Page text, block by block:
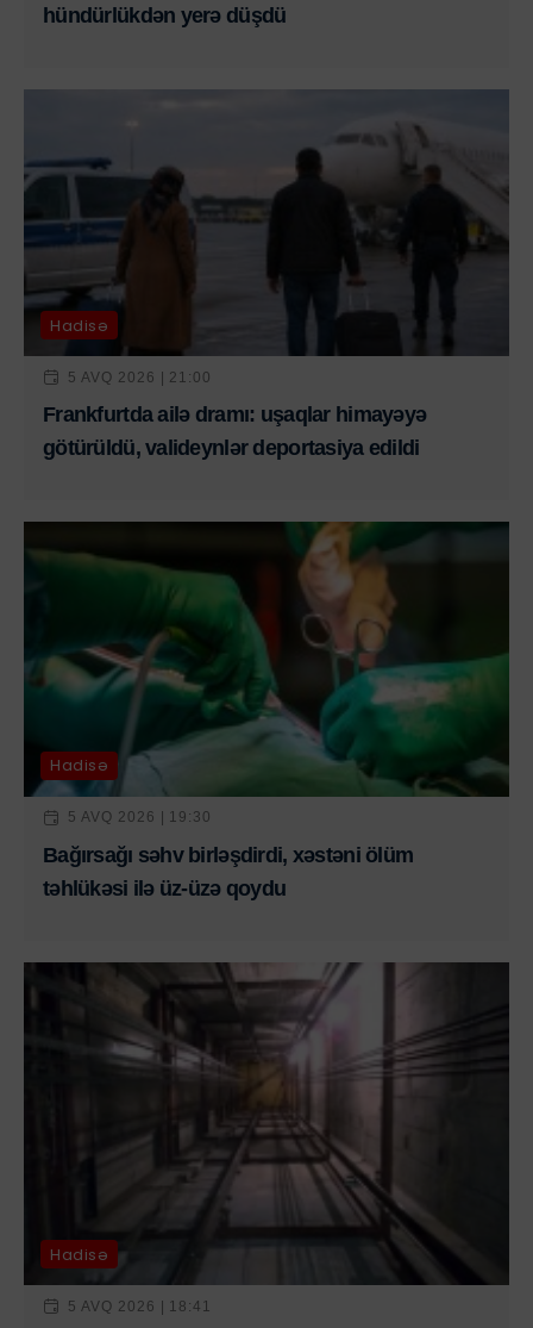
hündürlükdən yerə düşdü
Hadisə
5 AVQ 2026 | 21:00
Frankfurtda ailə dramı: uşaqlar himayəyə
götürüldü, valideynlər deportasiya edildi
Hadisə
5 AVQ 2026 | 19:30
Bağırsağı səhv birləşdirdi, xəstəni ölüm
təhlükəsi ilə üz-üzə qoydu
Hadisə
5 AVQ 2026 | 18:41